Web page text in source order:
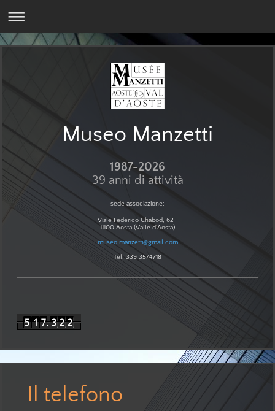
Museo Manzetti
1987-2026
39 anni di attività
sede associazione:
Viale Federico Chabod, 62
11100 Aosta (Valle d'Aosta)
museo.manzetti@gmail.com
Tel. 339 3574718
Il telefono